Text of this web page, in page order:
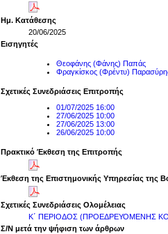
Ημ. Κατάθεσης
20/06/2025
Εισηγητές
Θεοφάνης (Φάνης) Παπάς
Φραγκίσκος (Φρέντυ)
Σχετικές Συνεδριάσεις Επιτροπής
01/07/2025 16:00
27/06/2025 10:00
27/06/2025 13:00
26/06/2025 10:00
Πρακτικό Έκθεση της Επιτροπής
Έκθεση της Επιστημονικής Υπηρεσίας της
Σχετικές Συνεδριάσεις Ολομέλειας
Κ΄ ΠΕΡΙΟΔΟΣ (ΠΡΟΕΔΡΕΥΟΜΕΝΗΣ
Σ/Ν μετά την ψήφιση των άρθρων